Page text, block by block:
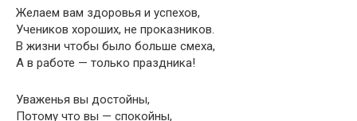
Желаем вам здоровья и успехов,
Учеников хороших, не проказников.
В жизни чтобы было больше смеха,
А в работе — только праздника!
Уваженья вы достойны,
Потому что вы — спокойны,